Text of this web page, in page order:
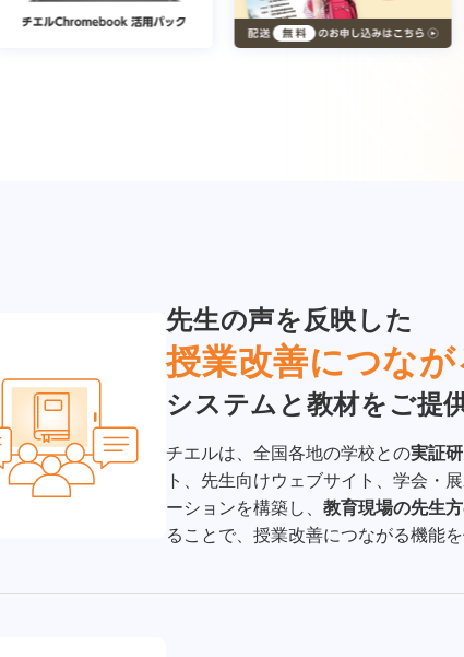
先生の声を反映した
授業改善につなが
システムと教材をご提
チエルは、全国各地の学校との実証
ト、先生向けウェブサイト、学会・
ーションを構築し、教育現場の先生
ることで、授業改善につながる機能を